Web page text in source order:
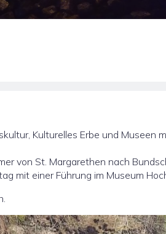
Kulturelles Erbe und Museen
von St. Margarethen nach
mit einer Führung im Museum